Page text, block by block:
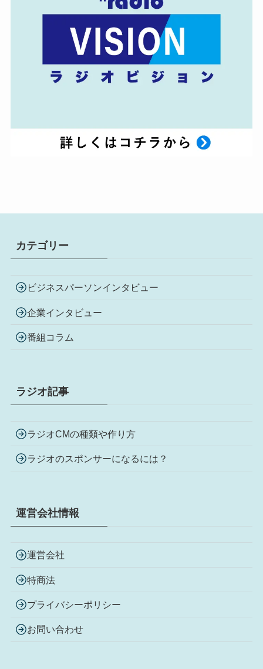
カテゴリー
ビジネスパーソンインタビュー
企業インタビュー
番組コラム
ラジオ記事
ラジオCMの種類や作り方
ラジオのスポンサーになるには？
運営会社情報
運営会社
特商法
プライバシーポリシー
お問い合わせ